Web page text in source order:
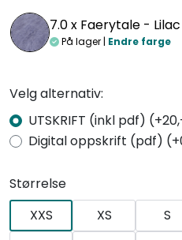
7.0 x Faerytale - Lilac
På lager | Endre farge
Velg alternativ:
UTSKRIFT (inkl pdf)
Digital oppskrift (pdf)
Størrelse
XXS
XS S